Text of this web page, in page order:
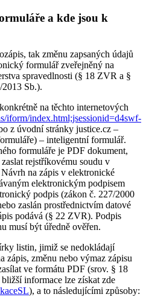
a kde jsou k
tak změnu zapsaných údajů
formulář zveřejněný na
spravedlnosti (§ 18 ZVR a §
Sb.).
na těchto internetových
iform/index.html;jsessionid=d4swf-
z úvodní stránky justice.cz –
– inteligentní formulář.
formuláře je PDF dokument,
rejstříkovému soudu v
na zápis v elektronické
elektronickým podpisem
podpis (zákon č. 227/2000
zaslán prostřednictvím datové
podává (§ 22 ZVR). Podpis
musí být úředně ověřen.
listin, jimiž se nedokládají
zápis, změnu nebo výmaz zápisu
ve formátu PDF (srov. § 18
informace lze získat zde
), a to následujícími způsoby: